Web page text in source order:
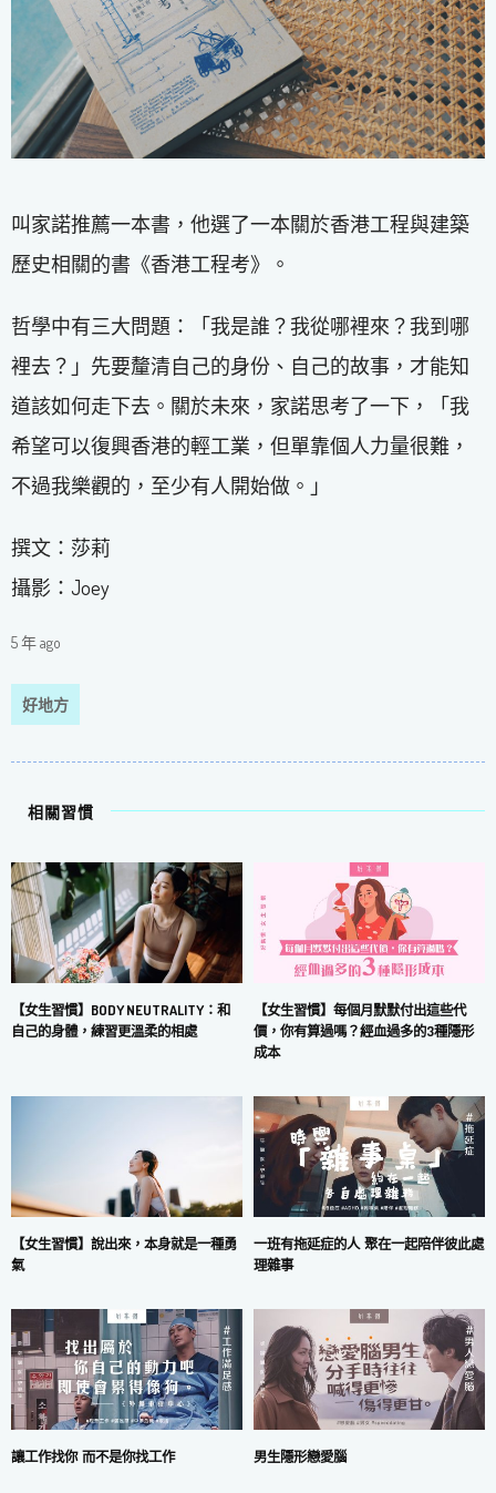
叫家諾推薦一本書，他選了一本關於香港工程與建築
歷史相關的書《香港工程考》。
哲學中有三大問題：「我是誰？我從哪裡來？我到哪
裡去？」先要釐清自己的身份、自己的故事，才能知
道該如何走下去。關於未來，家諾思考了一下，「我
希望可以復興香港的輕工業，但單靠個人力量很難，
不過我樂觀的，至少有人開始做。」
撰文：莎莉
攝影：Joey
5 年 ago
好地方
相關習慣
【女生習慣】BODY NEUTRALITY：和
自己的身體，練習更溫柔的相處
【女生習慣】每個月默默付出這些代
價，你有算過嗎？經血過多的3種隱形
成本
【女生習慣】說出來，本身就是一種勇
氣
一班有拖延症的人 聚在一起陪伴彼此處
理雜事
讓工作找你 而不是你找工作 男生隱形戀愛腦